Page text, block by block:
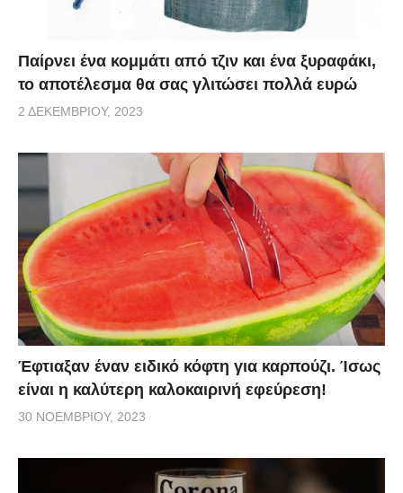
Παίρνει ένα κομμάτι από τζιν και ένα ξυραφάκι,
το αποτέλεσμα θα σας γλιτώσει πολλά ευρώ
2 ΔΕΚΕΜΒΡΊΟΥ, 2023
Έφτιαξαν έναν ειδικό κόφτη για καρπούζι. Ίσως
είναι η καλύτερη καλοκαιρινή εφεύρεση!
30 ΝΟΕΜΒΡΊΟΥ, 2023